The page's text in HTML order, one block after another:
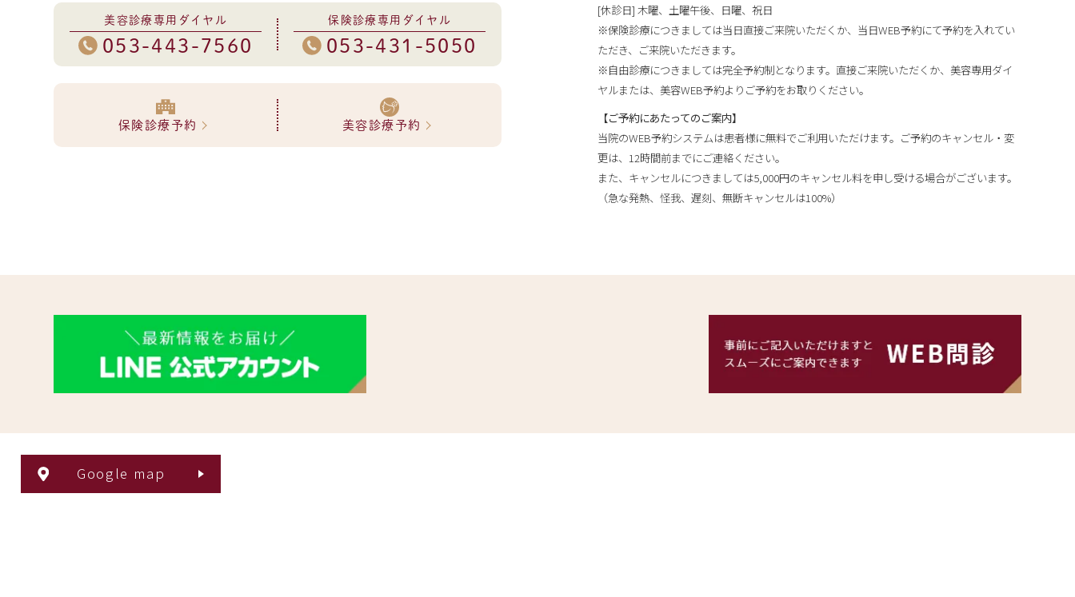
美容診療専用ダイヤル
053-443-7560
保険診療専用ダイヤル
053-431-5050
保険診療予約 美容診療予約
[休診日] 木曜、土曜午後、日曜、祝日
※保険診療につきましては当日直接ご来院いただくか、当日WEB予約にて予約を入れてい
ただき、ご来院いただきます。
※自由診療につきましては完全予約制となります。直接ご来院いただくか、美容専用ダイ
ヤルまたは、美容WEB予約よりご予約をお取りください。
【ご予約にあたってのご案内】
当院のWEB予約システムは患者様に無料でご利用いただけます。ご予約のキャンセル・変
更は、12時間前までにご連絡ください。
また、キャンセルにつきましては5,000円のキャンセル料を申し受ける場合がございます。
（急な発熱、怪我、遅刻、無断キャンセルは100%）
Google map